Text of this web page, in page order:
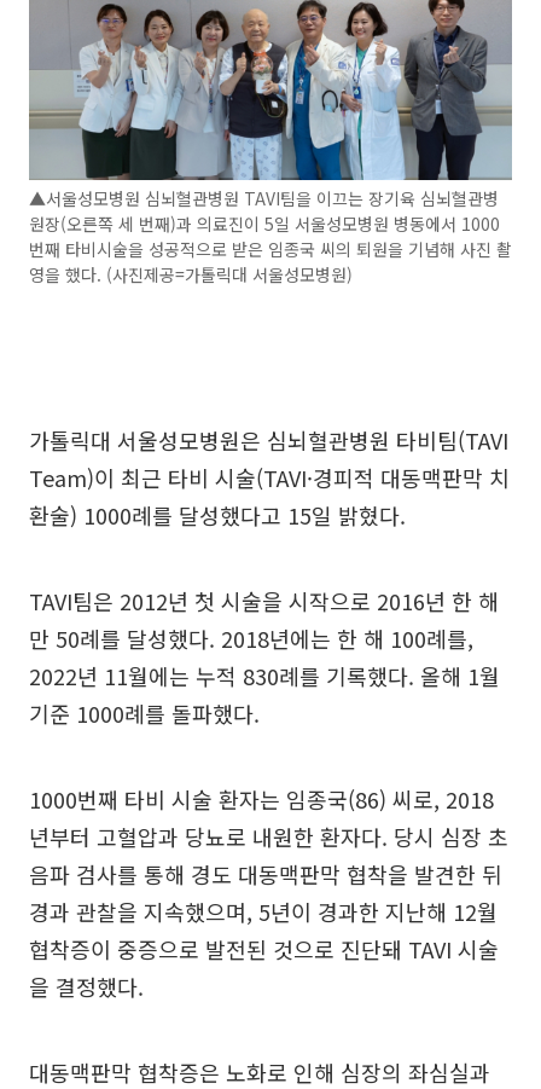
▲서울성모병원 심뇌혈관병원 TAVI팀을 이끄는 장기육 심뇌혈관병
원장(오른쪽 세 번째)과 의료진이 5일 서울성모병원 병동에서 1000
번째 타비시술을 성공적으로 받은 임종국 씨의 퇴원을 기념해 사진 촬
영을 했다. (사진제공=가톨릭대 서울성모병원)
가톨릭대 서울성모병원은 심뇌혈관병원 타비팀(TAVI
Team)이 최근 타비 시술(TAVI·경피적 대동맥판막 치
환술) 1000례를 달성했다고 15일 밝혔다.
TAVI팀은 2012년 첫 시술을 시작으로 2016년 한 해
만 50례를 달성했다. 2018년에는 한 해 100례를,
2022년 11월에는 누적 830례를 기록했다. 올해 1월
기준 1000례를 돌파했다.
1000번째 타비 시술 환자는 임종국(86) 씨로, 2018
년부터 고혈압과 당뇨로 내원한 환자다. 당시 심장 초
음파 검사를 통해 경도 대동맥판막 협착을 발견한 뒤
경과 관찰을 지속했으며, 5년이 경과한 지난해 12월
협착증이 중증으로 발전된 것으로 진단돼 TAVI 시술
을 결정했다.
대동맥판막 협착증은 노화로 인해 심장의 좌심실과